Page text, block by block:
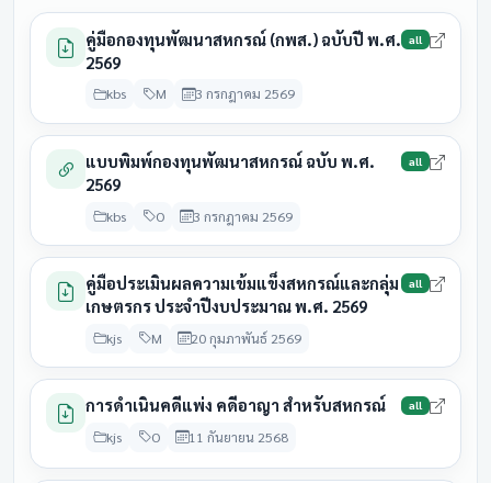
ตลาดลูกค้า ธ.ก.ส.ชัยภูมิ
2569
สหกรณ์การเกษตรเมือง
ชัยภูมิ
สหกรณ์การเกษตรลำประ
ทาว
31
มีนาคม
28 สิงหาคม
รอดำเนิน
group2
สถาบัน สิ้นปีบัญชี ครบกำหนด
กลุ่มเกษตรกรชาวสวนยาง
บ้านหลุบเพ็กคอนสวรรค์
31
2569
2569
รอดำเนิ
กลุ่มเกษตรกรทำนาโคกมั่ง
31
มีนาคม
2569
คู่มือกองทุนพัฒนาสหกรณ์ (กพส.) ฉบับปี พ.ศ.
2569
kbs M 3 กรกฎาคม 2569
all
แบบพิมพ์กองทุนพัฒนาสหกรณ์ ฉบับ พ.ศ.
2569
kbs O 3 กรกฎาคม 2569
all
คู่มือประเมินผลความเข้มแข็งสหกรณ์และกลุ่ม
เกษตรกร ประจำปีงบประมาณ พ.ศ. 2569
kjs M 20 กุมภาพันธ์ 2569
all
การดำเนินคดีแพ่ง คดีอาญา สำหรับสหกรณ์
kjs O 11 กันยายน 2568
all